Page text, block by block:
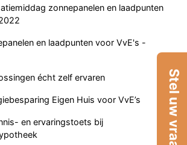
Stel uw vraag
zonnepanelen en laadpunten
en laadpunten voor VvE's -
écht zelf ervaren
Eigen Huis voor VvE’s
en ervaringstoets bij